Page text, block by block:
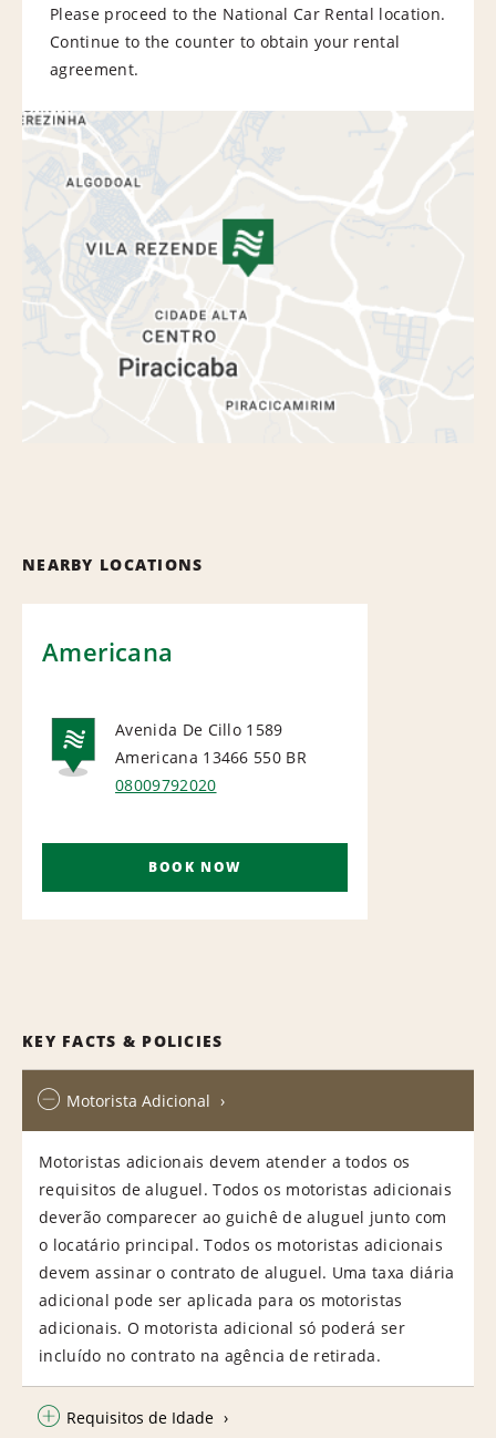
Please proceed to the National Car Rental location.
Continue to the counter to obtain your rental
agreement.
NEARBY LOCATIONS
Americana
NATIONAL
Avenida De Cillo 1589
Americana 13466 550 BR
08009792020
BOOK NOW
KEY FACTS & POLICIES
Motorista Adicional
Motoristas adicionais devem atender a todos os
requisitos de aluguel. Todos os motoristas adicionais
deverão comparecer ao guichê de aluguel junto com
o locatário principal. Todos os motoristas adicionais
devem assinar o contrato de aluguel. Uma taxa diária
adicional pode ser aplicada para os motoristas
adicionais. O motorista adicional só poderá ser
incluído no contrato na agência de retirada.
Requisitos de Idade